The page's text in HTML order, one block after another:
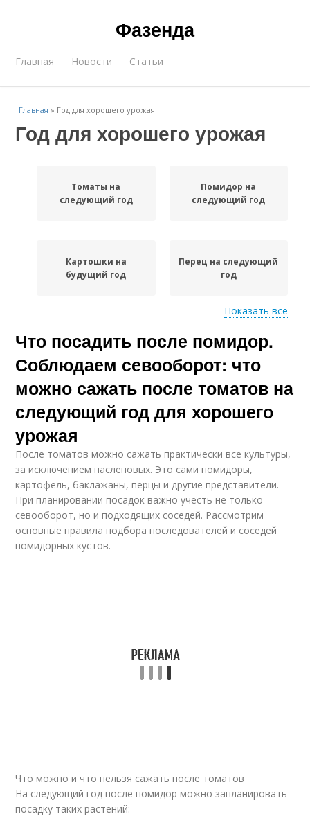
Фазенда
Главная Новости Статьи
Главная » Год для хорошего урожая
Год для хорошего урожая
Томаты на
следующий год
Помидор на
следующий год
Картошки на
будущий год
Перец на следующий
год
Огурцов на
следующий год
Показать все
Что посадить после помидор.
Соблюдаем севооборот: что
можно сажать после томатов на
следующий год для хорошего
урожая
После томатов можно сажать практически все культуры,
за исключением пасленовых. Это сами помидоры,
картофель, баклажаны, перцы и другие представители.
При планировании посадок важно учесть не только
севооборот, но и подходящих соседей. Рассмотрим
основные правила подбора последователей и соседей
помидорных кустов.
Что можно и что нельзя сажать после томатов
На следующий год после помидор можно запланировать
посадку таких растений: